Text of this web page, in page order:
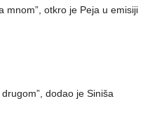
mnom”, otkro je Peja u emisiji
dodao je Siniša